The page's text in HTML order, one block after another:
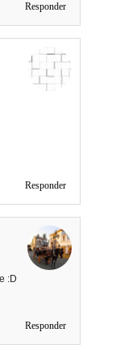
Responder
Responder
:D
Responder